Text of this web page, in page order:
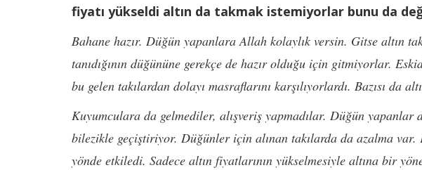
fiyatı yükseldi altın da takmak istemiyorlar bunu da
Bahane hazır. Düğün yapanlara Allah kolaylık versin. Gitse altın
tanıdığının düğününe gerekçe de hazır olduğu için gitmiyorlar.
bu gelen takılardan dolayı masraflarını karşılıyorlardı. Bazısı da
Kuyumculara da gelmediler, alışveriş yapmadılar. Düğün
bilezikle geçiştiriyor. Düğünler için alınan takılarda da azalma var.
yönde etkiledi. Sadece altın fiyatlarının yükselmesiyle altına bir